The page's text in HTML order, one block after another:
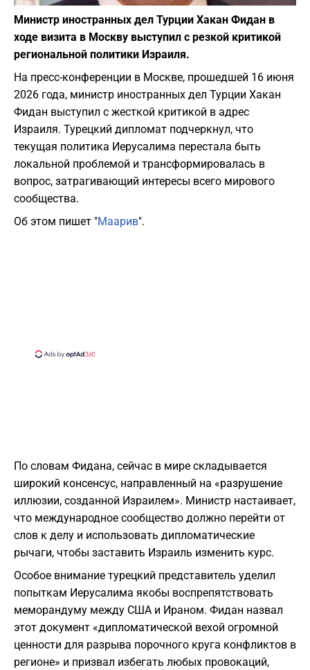
Министр иностранных дел Турции Хакан Фидан в
ходе визита в Москву выступил с резкой критикой
региональной политики Израиля.
​На пресс-конференции в Москве, прошедшей 16 июня
2026 года, министр иностранных дел Турции Хакан
Фидан выступил с жесткой критикой в адрес
Израиля. Турецкий дипломат подчеркнул, что
текущая политика Иерусалима перестала быть
локальной проблемой и трансформировалась в
вопрос, затрагивающий интересы всего мирового
сообщества.
Об этом пишет "Маарив".
​По словам Фидана, сейчас в мире складывается
широкий консенсус, направленный на «разрушение
иллюзии, созданной Израилем». Министр настаивает,
что международное сообщество должно перейти от
слов к делу и использовать дипломатические
рычаги, чтобы заставить Израиль изменить курс.
Особое внимание турецкий представитель уделил
попыткам Иерусалима якобы воспрепятствовать
меморандуму между США и Ираном. Фидан назвал
этот документ «дипломатической вехой огромной
ценности для разрыва порочного круга конфликтов в
регионе» и призвал избегать любых провокаций,